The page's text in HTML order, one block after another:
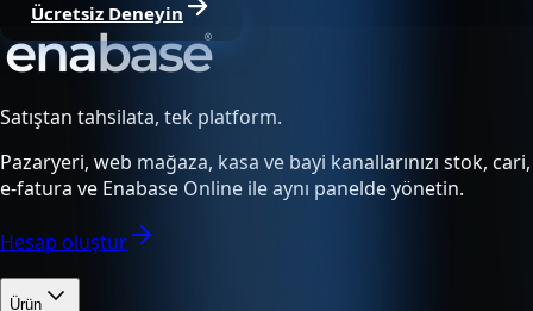
Ücretsiz Deneyin
Satıştan tahsilata, tek platform.
Pazaryeri, web mağaza, kasa ve bayi kanallarınızı stok, cari,
e-fatura ve Enabase Online ile aynı panelde yönetin.
Hesap oluştur
Ürün